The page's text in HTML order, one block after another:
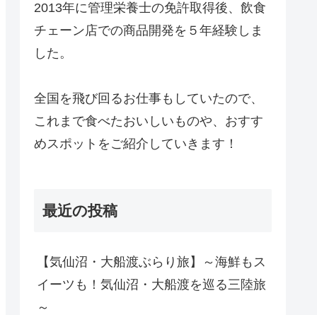
2013年に管理栄養士の免許取得後、飲食
チェーン店での商品開発を５年経験しま
した。
全国を飛び回るお仕事もしていたので、
これまで食べたおいしいものや、おすす
めスポットをご紹介していきます！
最近の投稿
【気仙沼・大船渡ぶらり旅】～海鮮もス
イーツも！気仙沼・大船渡を巡る三陸旅
～